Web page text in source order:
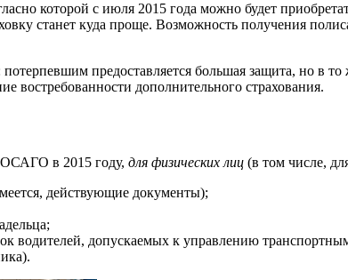
которой с июля 2015 года можно будет
станет куда проще. Возможность получения
предоставляется большая защита, но
востребованности дополнительного страхования.
в 2015 году, для физических лиц (в том числе,
действующие документы);
водителей, допускаемых к управлению